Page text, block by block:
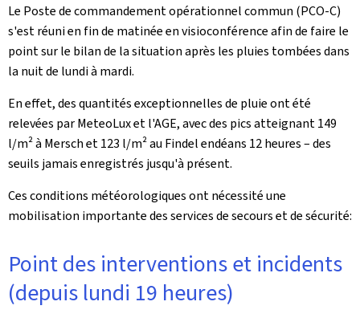
Le Poste de commandement opérationnel commun (PCO-C)
s'est réuni en fin de matinée en visioconférence afin de faire le
point sur le bilan de la situation après les pluies tombées dans
la nuit de lundi à mardi.
En effet, des quantités exceptionnelles de pluie ont été
relevées par MeteoLux et l'AGE, avec des pics atteignant 149
l/m² à Mersch et 123 l/m² au Findel endéans 12 heures – des
seuils jamais enregistrés jusqu'à présent.
Ces conditions météorologiques ont nécessité une
mobilisation importante des services de secours et de sécurité:
Point des interventions et incidents
(depuis lundi 19 heures)